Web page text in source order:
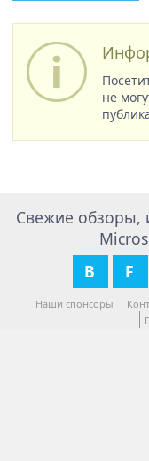
не
Свежие обзоры,
Наши спонсоры